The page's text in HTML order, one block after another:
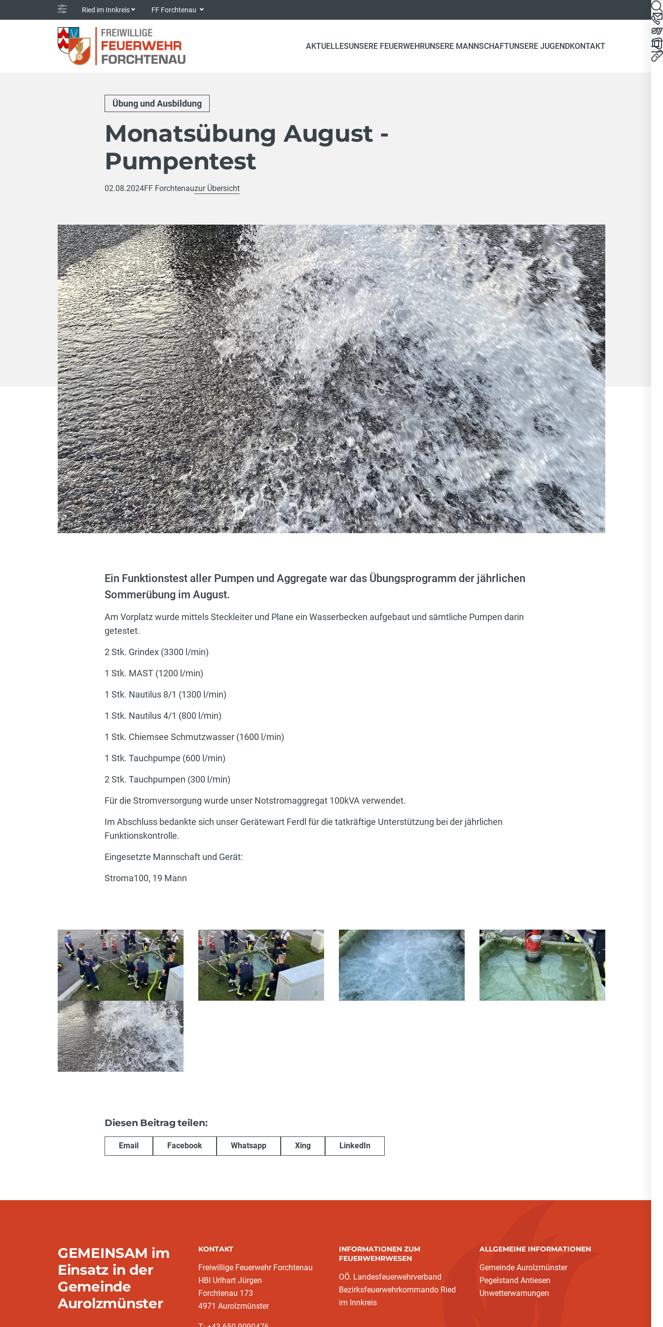
Ried im Innkreis FF Forchtenau
AKTUELLESUNSERE FEUERWEHRUNSERE MANNSCHAFTUNSERE JUGENDKONTAKT
Übung und Ausbildung
Monatsübung August -
Pumpentest
02.08.2024FF Forchtenauzur Übersicht
Ein Funktionstest aller Pumpen und Aggregate war das Übungsprogramm der jährlichen
Sommerübung im August.
Am Vorplatz wurde mittels Steckleiter und Plane ein Wasserbecken aufgebaut und sämtliche Pumpen darin
getestet.
2 Stk. Grindex (3300 l/min)
1 Stk. MAST (1200 l/min)
1 Stk. Nautilus 8/1 (1300 l/min)
1 Stk. Nautilus 4/1 (800 l/min)
1 Stk. Chiemsee Schmutzwasser (1600 l/min)
1 Stk. Tauchpumpe (600 l/min)
2 Stk. Tauchpumpen (300 l/min)
Für die Stromversorgung wurde unser Notstromaggregat 100kVA verwendet.
Im Abschluss bedankte sich unser Gerätewart Ferdl für die tatkräftige Unterstützung bei der jährlichen
Funktionskontrolle.
Eingesetzte Mannschaft und Gerät:
Stroma100, 19 Mann
Diesen Beitrag teilen:
Email Facebook Whatsapp Xing LinkedIn
GEMEINSAM im
Einsatz in der
Gemeinde
Aurolzmünster
KONTAKT
Freiwillige Feuerwehr Forchtenau
HBI Urlhart Jürgen
Forchtenau 173
4971 Aurolzmünster
INFORMATIONEN ZUM
FEUERWEHRWESEN
OÖ. Landesfeuerwehrverband
Bezirksfeuerwehrkommando Ried
im Innkreis
ALLGEMEINE INFORMATIONEN
Gemeinde Aurolzmünster
Pegelstand Antiesen
Unwetterwarnungen